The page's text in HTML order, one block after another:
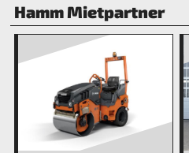
Hamm Mietpartner